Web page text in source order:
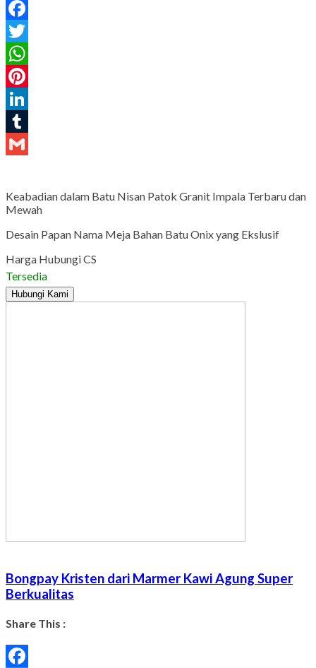
Facebook
Twitter
WhatsApp
Pinterest
LinkedIn
Tumblr
Keabadian dalam Batu Nisan Patok Granit Impala Terbaru dan
Mewah
Desain Papan Nama Meja Bahan Batu Onix yang Ekslusif
Harga Hubungi CS
Tersedia
Hubungi Kami
Bongpay Kristen dari Marmer Kawi Agung Super
Berkualitas
Share This :